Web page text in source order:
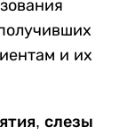
и их
слезы